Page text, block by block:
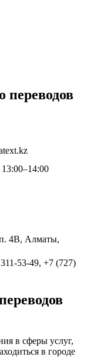
переводов
4В, Алматы,
53-49, +7 (727)
в сферы услуг,
в городе